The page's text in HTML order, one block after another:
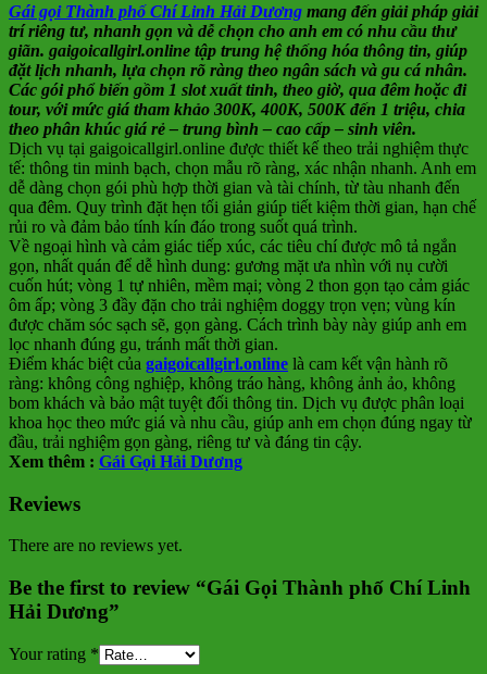
Gái gọi Thành phố Chí Linh Hải Dương mang đến giải pháp giải
trí riêng tư, nhanh gọn và dễ chọn cho anh em có nhu cầu thư
giãn. gaigoicallgirl.online tập trung hệ thống hóa thông tin, giúp
đặt lịch nhanh, lựa chọn rõ ràng theo ngân sách và gu cá nhân.
Các gói phổ biến gồm 1 slot xuất tinh, theo giờ, qua đêm hoặc đi
tour, với mức giá tham khảo 300K, 400K, 500K đến 1 triệu, chia
theo phân khúc giá rẻ – trung bình – cao cấp – sinh viên.
Dịch vụ tại gaigoicallgirl.online được thiết kế theo trải nghiệm thực
tế: thông tin minh bạch, chọn mẫu rõ ràng, xác nhận nhanh. Anh em
dễ dàng chọn gói phù hợp thời gian và tài chính, từ tàu nhanh đến
qua đêm. Quy trình đặt hẹn tối giản giúp tiết kiệm thời gian, hạn chế
rủi ro và đảm bảo tính kín đáo trong suốt quá trình.
Về ngoại hình và cảm giác tiếp xúc, các tiêu chí được mô tả ngắn
gọn, nhất quán để dễ hình dung: gương mặt ưa nhìn với nụ cười
cuốn hút; vòng 1 tự nhiên, mềm mại; vòng 2 thon gọn tạo cảm giác
ôm ấp; vòng 3 đầy đặn cho trải nghiệm doggy trọn vẹn; vùng kín
được chăm sóc sạch sẽ, gọn gàng. Cách trình bày này giúp anh em
lọc nhanh đúng gu, tránh mất thời gian.
Điểm khác biệt của gaigoicallgirl.online là cam kết vận hành rõ
ràng: không công nghiệp, không tráo hàng, không ảnh ảo, không
bom khách và bảo mật tuyệt đối thông tin. Dịch vụ được phân loại
khoa học theo mức giá và nhu cầu, giúp anh em chọn đúng ngay từ
đầu, trải nghiệm gọn gàng, riêng tư và đáng tin cậy.
Xem thêm : Gái Gọi Hải Dương
Reviews
There are no reviews yet.
Be the first to review “Gái Gọi Thành phố Chí Linh
Hải Dương”
Your rating *